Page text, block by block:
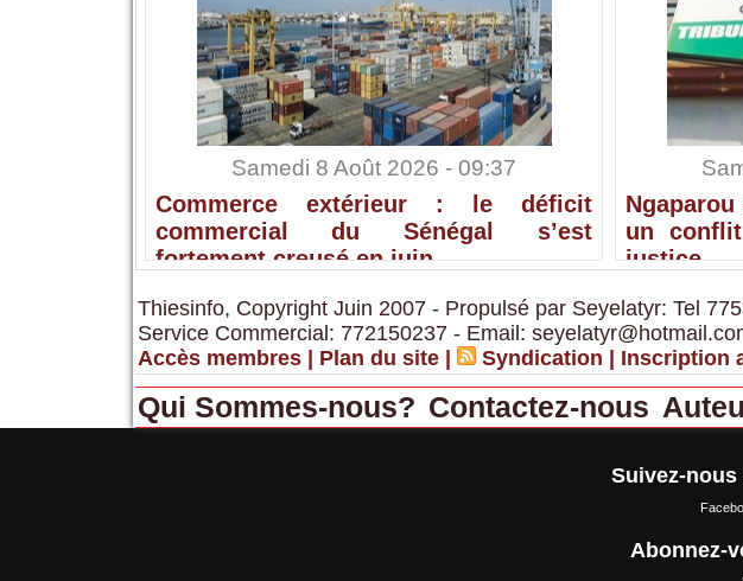
Samedi 8 Août 2026 - 09:37
Commerce extérieur : le déficit
commercial du Sénégal s’est
fortement creusé en juin
un
justice
Thiesinfo, Copyright Juin 2007 - Propulsé par Seyelatyr: Tel
Service Commercial: 772150237 - Email:
Accès membres | Plan du site | Syndication | Inscription
Qui Sommes-nous? Contactez-nous
Suivez-
Abonnez-